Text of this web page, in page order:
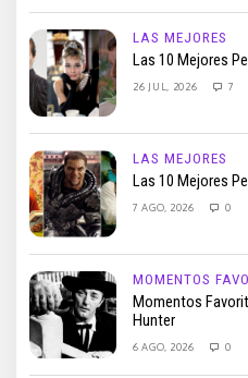
LAS MEJORES
Las 10 Mejores
26 JUL, 2026 7
LAS MEJORES
Las 10 Mejores
7 AGO, 2026 0
MOMENTOS
Momentos
Hunter
6 AGO, 2026 0